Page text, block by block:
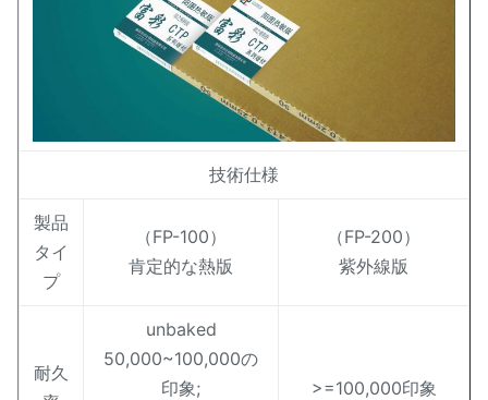
技術仕様
製品
タイ
プ
（FP-100）
肯定的な熱版
（FP-200）
紫外線版
耐久
unbaked
50,000~100,000の
印象;
>=100,000印象